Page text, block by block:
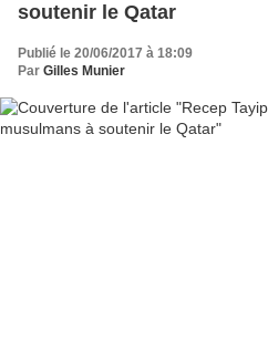
soutenir le Qatar
Publié le 20/06/2017 à 18:09
Par Gilles Munier